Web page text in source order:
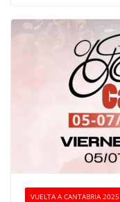
VUELTA A CANTABRIA 2025